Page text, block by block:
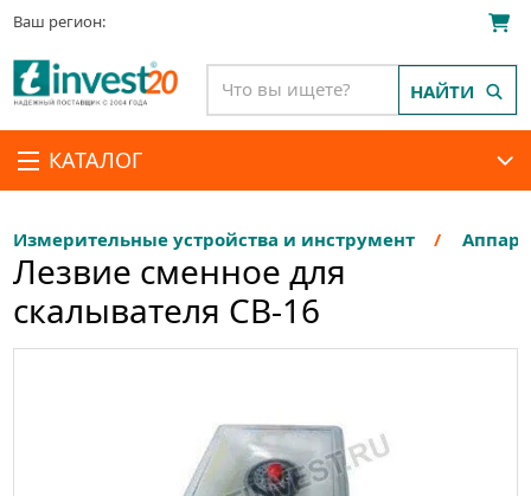
Ваш регион:
КАТАЛОГ
НАЙТИ
Измерительные устройства и инструмент
Лезвие сменное для
скалывателя CB-16